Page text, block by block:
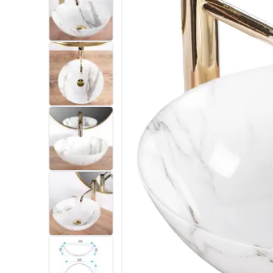
Duschrinnen
Toiletten
Waschbecken
Wannen und
Badewannenaufsätze
Badarmaturen